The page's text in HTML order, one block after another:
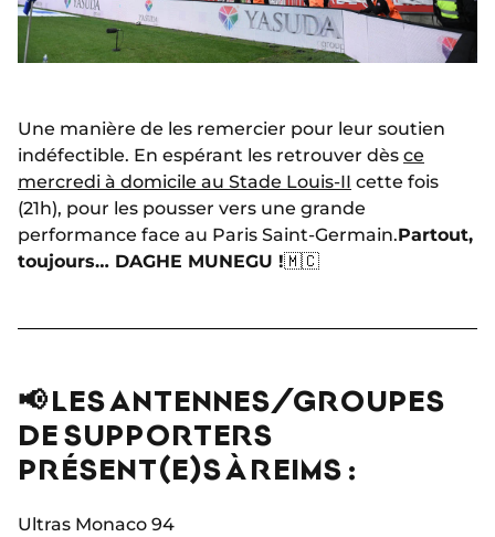
Une manière de les remercier pour leur soutien
indéfectible. En espérant les retrouver dès ce
mercredi à domicile au Stade Louis-II cette fois
(21h), pour les pousser vers une grande
performance face au Paris Saint-Germain.Partout,
toujours… DAGHE MUNEGU !🇲🇨
📢 LES ANTENNES/GROUPES
DE SUPPORTERS
PRÉSENT(E)S À REIMS :
Ultras Monaco 94